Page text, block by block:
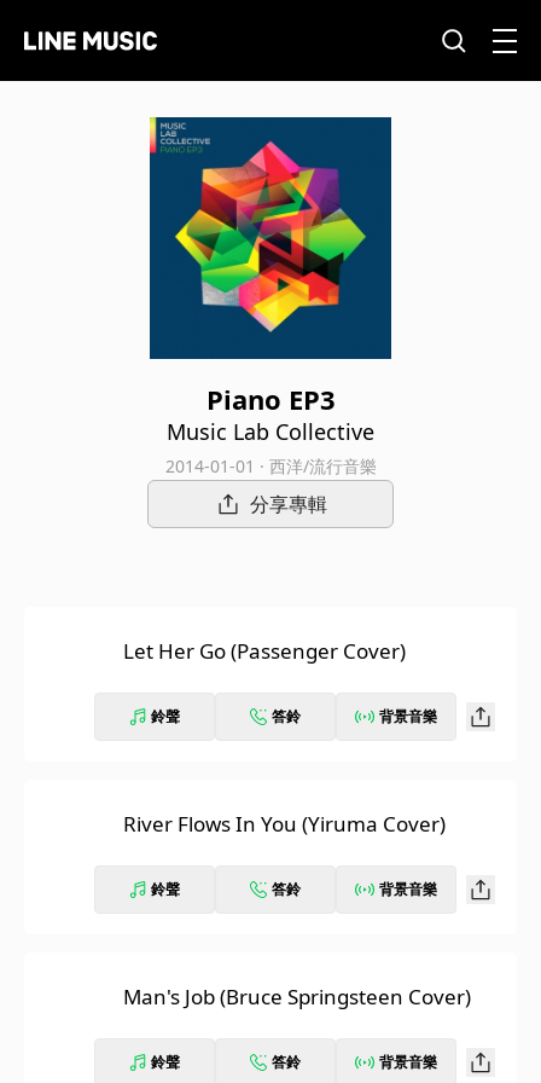
Piano EP3
Music Lab Collective
2014-01-01 · 西洋/流行音樂
分享專輯
Let Her Go (Passenger Cover)
鈴聲 答鈴 背景音樂
River Flows In You (Yiruma Cover)
鈴聲 答鈴 背景音樂
Man's Job (Bruce Springsteen Cover)
鈴聲 答鈴 背景音樂